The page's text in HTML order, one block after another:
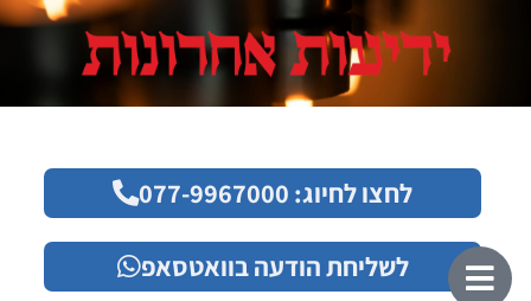
לחצו לחיוג: 077-9967000
לשליחת הודעה בוואטסאפ